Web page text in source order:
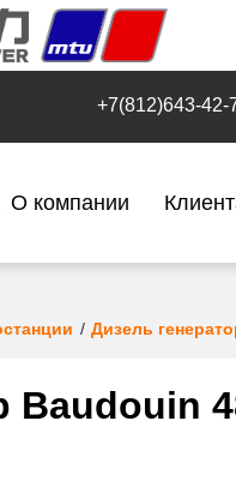
+7(812)643-42-
О компании
Дизель
Baudouin